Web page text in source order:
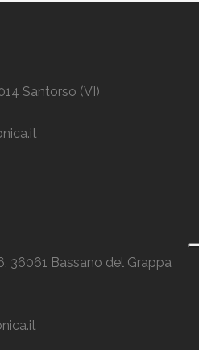
Santorso (VI)
36061 Bassano del Grappa